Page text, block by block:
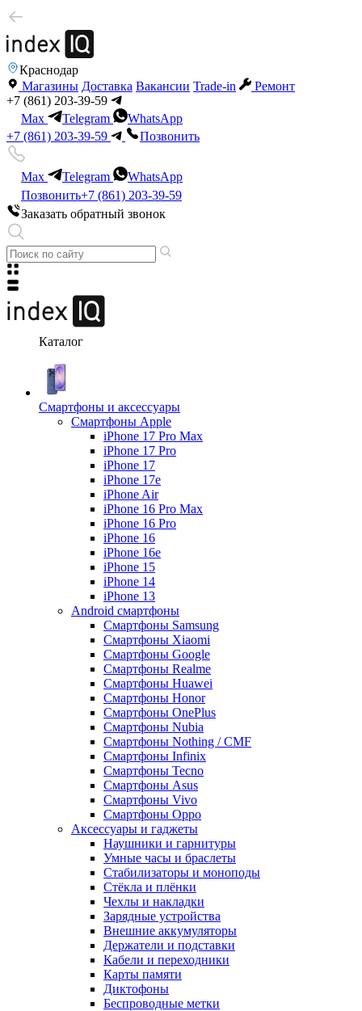
Краснодар
Магазины Доставка Вакансии Trade-in
Ремонт
+7 (861) 203-39-59
Max
Telegram
WhatsApp
+7 (861) 203-39-59
Позвонить
Max Telegram
WhatsApp
Позвонить+7 (861) 203-39-59
Заказать обратный звонок
Каталог
Смартфоны и аксессуары
Смартфоны Apple
iPhone 17 Pro Max
iPhone 17 Pro
iPhone 17
iPhone 17e
iPhone Air
iPhone 16 Pro Max
iPhone 16 Pro
iPhone 16
iPhone 16e
iPhone 15
iPhone 14
iPhone 13
Android cмартфоны
Смартфоны Samsung
Смартфоны Xiaomi
Смартфоны Google
Смартфоны Realme
Смартфоны Huawei
Смартфоны Honor
Смартфоны OnePlus
Смартфоны Nubia
Смартфоны Nothing / CMF
Смартфоны Infinix
Смартфоны Tecno
Смартфоны Asus
Смартфоны Vivo
Смартфоны Oppo
Аксессуары и гаджеты
Наушники и гарнитуры
Умные часы и браслеты
Стабилизаторы и моноподы
Стёкла и плёнки
Чехлы и накладки
Зарядные устройства
Внешние аккумуляторы
Держатели и подставки
Кабели и переходники
Карты памяти
Диктофоны
Беспроводные метки